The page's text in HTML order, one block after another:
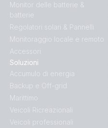
Monitor delle batterie &
batterie
Regolatori solari & Pannelli
Monitoraggio locale e remoto
Accessori
Soluzioni
Accumulo di energia
Backup e Off-grid
Marittimo
Veicoli Ricreazionali
Veicoli professionali